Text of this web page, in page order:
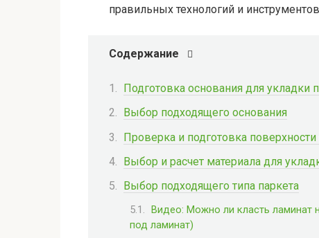
правильных технологий и
Содержание
Подготовка основания для укладки
Выбор подходящего основания
Проверка и подготовка
Выбор и расчет материала для
Выбор подходящего типа паркета
Видео: Можно ли класть ламинат
под ламинат)